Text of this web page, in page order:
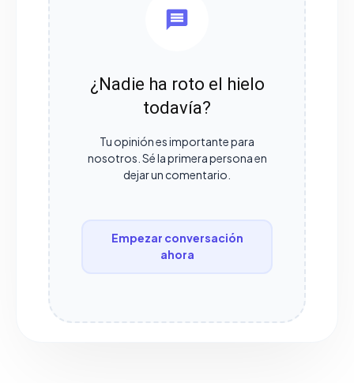
¿Nadie ha roto el hielo
todavía?
Tu opinión es importante para
nosotros. Sé la primera persona en
dejar un comentario.
Empezar conversación
ahora